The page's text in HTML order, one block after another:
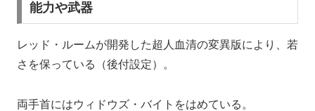
能力や武器
レッド・ルームが開発した超人血清の変異版により、若
さを保っている（後付設定）。
両手首にはウィドウズ・バイトをはめている。